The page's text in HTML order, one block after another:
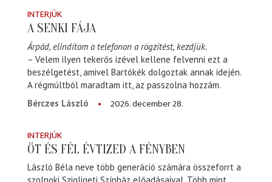
INTERJÚK
A SENKI FÁJA
Árpád, elindítom a telefonon a rögzítést, kezdjük.
– Velem ilyen tekerős izével kellene felvenni ezt a
beszélgetést, amivel Bartókék dolgoztak annak idején.
A régmúltból maradtam itt, az passzolna hozzám.
Bérczes László
2026. december 28.
INTERJÚK
ÖT ÉS FÉL ÉVTIZED A FÉNYBEN
László Béla neve több generáció számára összeforrt a